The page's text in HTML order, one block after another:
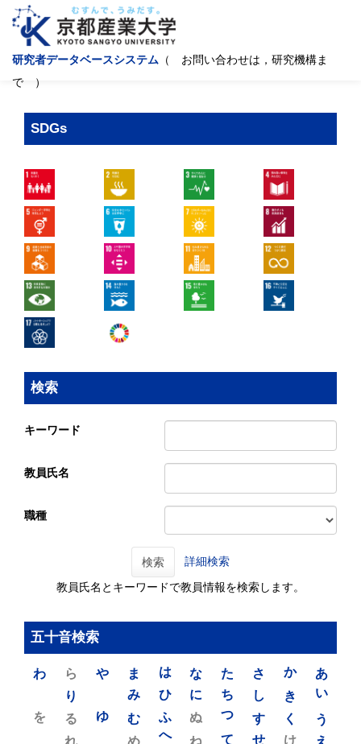
研究者データベースシステム （ お問い合わせは，研究機構ま
で ）
SDGs
検索
キーワード
教員氏名
職種
検索 詳細検索
教員氏名とキーワードで教員情報を検索します。
五十音検索
あ
い
う
え
か
き
く
け
さ
し
す
せ
た
ち
つ
て
な
に
ぬ
ね
は
ひ
ふ
へ
ま
み
む
め
や
ゆ
ら
り
る
れ
わ
を